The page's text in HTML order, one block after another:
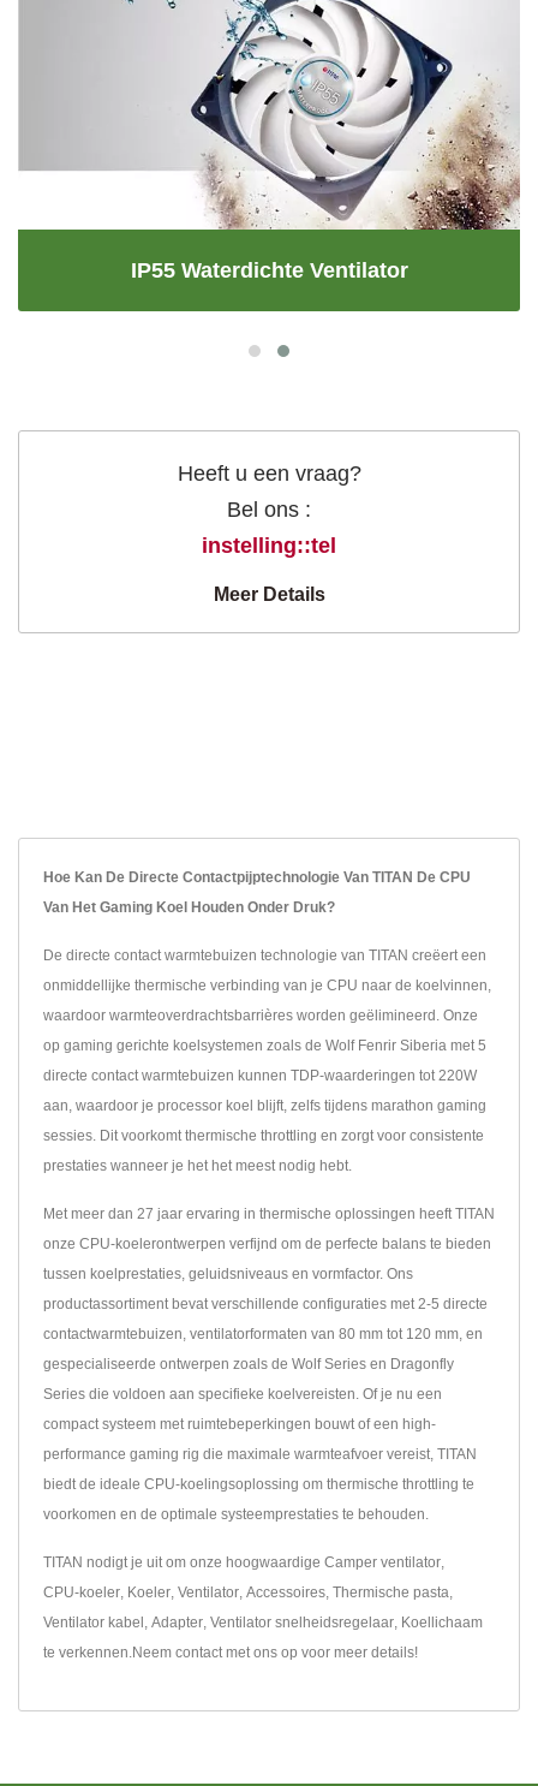
IP55 Waterdichte Ventilator
Heeft u een vraag?
Bel ons :
instelling::tel
Meer Details
Hoe Kan De Directe Contactpijptechnologie Van TITAN De CPU
Van Het Gaming Koel Houden Onder Druk?
De directe contact warmtebuizen technologie van TITAN creëert een
onmiddellijke thermische verbinding van je CPU naar de koelvinnen,
waardoor warmteoverdrachtsbarrières worden geëlimineerd. Onze
op gaming gerichte koelsystemen zoals de Wolf Fenrir Siberia met 5
directe contact warmtebuizen kunnen TDP-waarderingen tot 220W
aan, waardoor je processor koel blijft, zelfs tijdens marathon gaming
sessies. Dit voorkomt thermische throttling en zorgt voor consistente
prestaties wanneer je het het meest nodig hebt.
Met meer dan 27 jaar ervaring in thermische oplossingen heeft TITAN
onze CPU-koelerontwerpen verfijnd om de perfecte balans te bieden
tussen koelprestaties, geluidsniveaus en vormfactor. Ons
productassortiment bevat verschillende configuraties met 2-5 directe
contactwarmtebuizen, ventilatorformaten van 80 mm tot 120 mm, en
gespecialiseerde ontwerpen zoals de Wolf Series en Dragonfly
Series die voldoen aan specifieke koelvereisten. Of je nu een
compact systeem met ruimtebeperkingen bouwt of een high-
performance gaming rig die maximale warmteafvoer vereist, TITAN
biedt de ideale CPU-koelingsoplossing om thermische throttling te
voorkomen en de optimale systeemprestaties te behouden.
TITAN nodigt je uit om onze hoogwaardige Camper ventilator
CPU-koeler Koeler Ventilator Accessoires Thermische pasta
Ventilator kabel Adapter Ventilator snelheidsregelaar Koellichaam
te verkennen. Neem contact met ons op voor meer details!